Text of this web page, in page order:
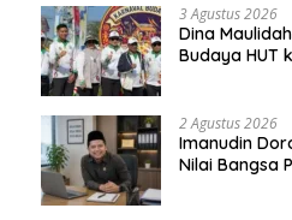
3 Agustus 2026
Dina
Budaya HUT
2 Agustus 2026
Imanudin
Nilai Bangsa